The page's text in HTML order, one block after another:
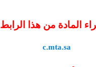
المادة من هذا الرابط
c.mta.sa